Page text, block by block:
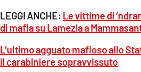
LEGGI ANCHE: Le vittime di
di mafia su Lamezia a
L’ultimo agguato mafioso allo
il carabiniere sopravvissuto